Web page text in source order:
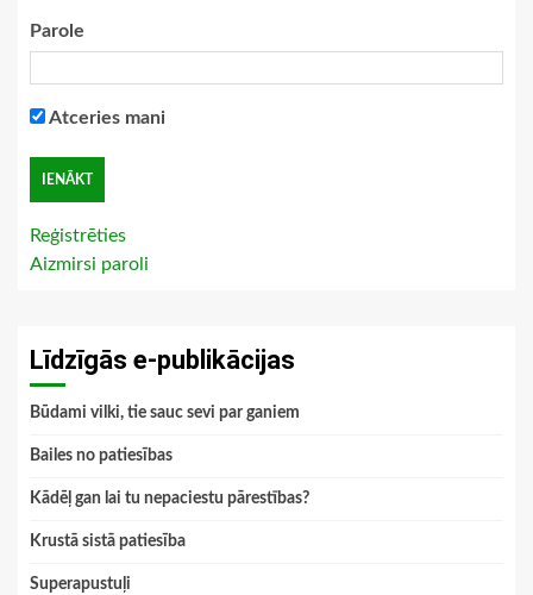
Parole
Atceries mani
Reģistrēties
Aizmirsi paroli
Līdzīgās e-publikācijas
Būdami vilki, tie sauc sevi par ganiem
Bailes no patiesības
Kādēļ gan lai tu nepaciestu pārestības?
Krustā sistā patiesība
Superapustuļi